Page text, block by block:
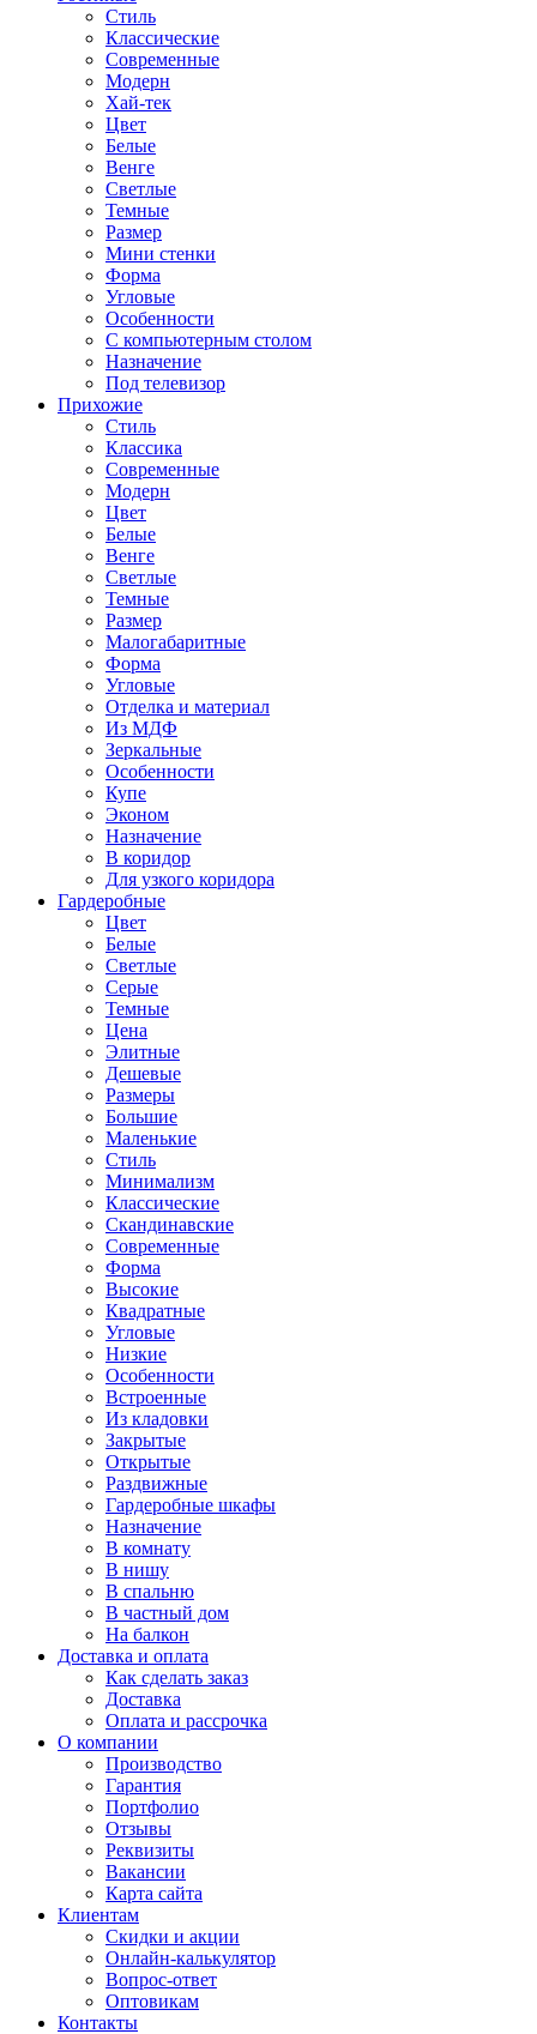
Стиль
Классические
Современные
Модерн
Хай-тек
Цвет
Белые
Венге
Светлые
Темные
Размер
Мини стенки
Форма
Угловые
Особенности
С компьютерным столом
Назначение
Под телевизор
Прихожие
Стиль
Классика
Современные
Модерн
Цвет
Белые
Венге
Светлые
Темные
Размер
Малогабаритные
Форма
Угловые
Отделка и материал
Из МДФ
Зеркальные
Особенности
Купе
Эконом
Назначение
В коридор
Для узкого коридора
Гардеробные
Цвет
Белые
Светлые
Серые
Темные
Цена
Элитные
Дешевые
Размеры
Большие
Маленькие
Стиль
Минимализм
Классические
Скандинавские
Современные
Форма
Высокие
Квадратные
Угловые
Низкие
Особенности
Встроенные
Из кладовки
Закрытые
Открытые
Раздвижные
Гардеробные шкафы
Назначение
В комнату
В нишу
В спальню
В частный дом
На балкон
Доставка и оплата
Как сделать заказ
Доставка
Оплата и рассрочка
О компании
Производство
Гарантия
Портфолио
Отзывы
Реквизиты
Вакансии
Карта сайта
Клиентам
Скидки и акции
Онлайн-калькулятор
Вопрос-ответ
Оптовикам
Контакты